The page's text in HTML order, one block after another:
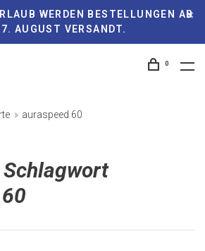
WERDEN BESTELLUNGEN AB
AUGUST VERSANDT.
0
auraspeed 60